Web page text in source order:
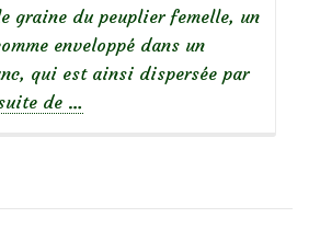
graine du peuplier femelle, un
enveloppé dans un
qui est ainsi dispersée par
de
blanc
…